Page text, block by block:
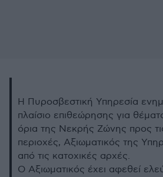
Η Πυροσβεστική Υπηρεσία
πλαίσιο επιθεώρησης για
όρια της Νεκρής Ζώνης προς
περιοχές, Αξιωματικός της
από τις κατοχικές αρχές.
Ο Αξιωματικός έχει αφεθεί